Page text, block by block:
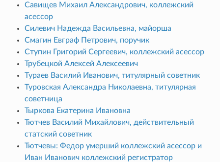
Савищев Михаил Александрович, коллежский
асессор
Силевич Надежда Васильевна, майорша
Смагин Евграф Петрович, поручик
Ступин Григорий Сергеевич, коллежский асессор
Трубецкой Алексей Алексеевич
Тураев Василий Иванович, титулярный советник
Туровская Александра Николаевна, титулярная
советница
Тыркова Екатерина Ивановна
Тютчев Василий Михайлович, действительный
статский советник
Тютчевы: Федор умерший коллежский асессор и
Иван Иванович коллежский регистратор